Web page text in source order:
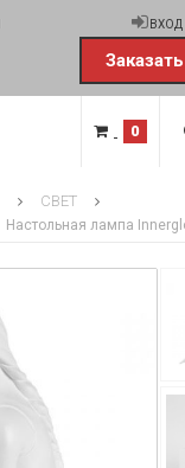
ВХОД
0
СВЕТ
Настольная лампа